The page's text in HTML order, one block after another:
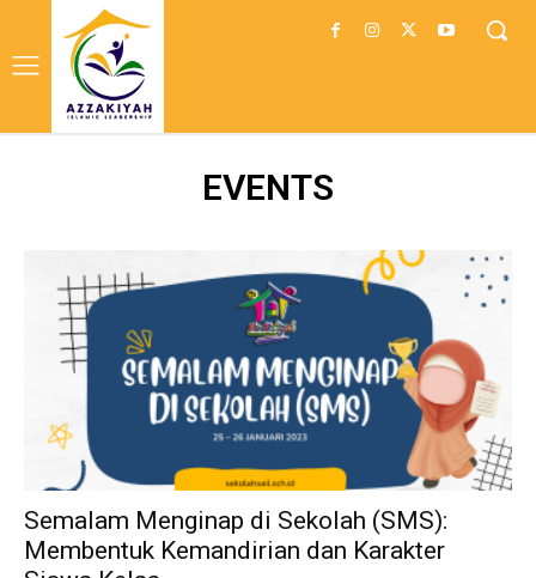
EVENTS
Semalam Menginap di Sekolah (SMS):
Membentuk Kemandirian dan Karakter